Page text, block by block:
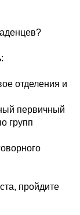
отделения и
первичный
групп
пройдите